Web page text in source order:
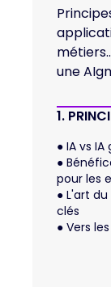
une
1.
● IA vs
●
pour les
● L'art
clés
● Vers